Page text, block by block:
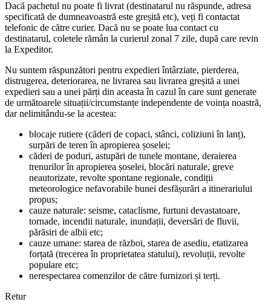
Dacă pachetul nu poate fi livrat (destinatarul nu răspunde, adresa
specificată de dumneavoastră este greșită etc), veți fi contactat
telefonic de către curier. Dacă nu se poate lua contact cu
destinatarul, coletele rămân la curierul zonal 7 zile, după care revin
la Expeditor.
Nu suntem răspunzători pentru expedieri întârziate, pierderea,
distrugerea, deteriorarea, ne livrarea sau livrarea greșită a unei
expedieri sau a unei părți din aceasta în cazul în care sunt generate
de următoarele situații/circumstanțe independente de voința noastră,
dar nelimitându-se la acestea:
blocaje rutiere (căderi de copaci, stânci, coliziuni în lanț),
surpări de teren în apropierea șoselei;
căderi de poduri, astupări de tunele montane, deraierea
trenurilor în apropierea șoselei, blocări naturale, greve
neautorizate, revolte spontane regionale, condiții
meteorologice nefavorabile bunei desfășurări a itinerariului
propus;
cauze naturale: seisme, cataclisme, furtuni devastatoare,
tornade, incendii naturale, inundații, deversări de fluvii,
părăsiri de albii etc;
cauze umane: starea de război, starea de asediu, etatizarea
forțată (trecerea în proprietatea statului), revoluții, revolte
populare etc;
nerespectarea comenzilor de către furnizori și terți.
Retur